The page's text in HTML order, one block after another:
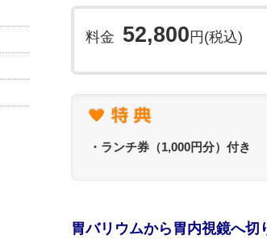
◇インターネットでのご予約は『仮予約
ます。
◇随時ご予約を頂いておりますので、ご
下さい。
料金 52,800円(税込)
・ランチ券（1,000円分）付き
胃バリウムから胃内視鏡へ